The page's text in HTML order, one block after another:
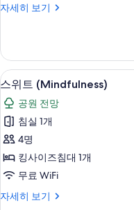
자세히 보기
룸,
즈
침
대
개
자
세
히
보
기
스
위
트
(Mindfulness)
사
진
모
두
5
스위트 (Mindfulness)
공원 전망
침실 1개
4명
킹사이즈침대 1개
무료 WiFi
자세히 보기
스